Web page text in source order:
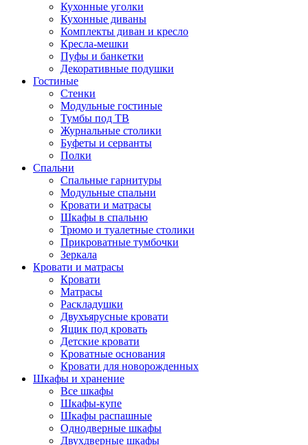
Кухонные уголки
Кухонные диваны
Комплекты диван и кресло
Кресла-мешки
Пуфы и банкетки
Декоративные подушки
Гостиные
Стенки
Модульные гостиные
Тумбы под ТВ
Журнальные столики
Буфеты и серванты
Полки
Спальни
Спальные гарнитуры
Модульные спальни
Кровати и матрасы
Шкафы в спальню
Трюмо и туалетные столики
Прикроватные тумбочки
Зеркала
Кровати и матрасы
Кровати
Матрасы
Раскладушки
Двухъярусные кровати
Ящик под кровать
Детские кровати
Кроватные основания
Кровати для новорожденных
Шкафы и хранение
Все шкафы
Шкафы-купе
Шкафы распашные
Однодверные шкафы
Двухдверные шкафы